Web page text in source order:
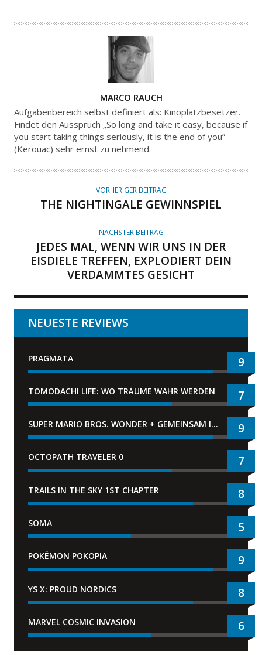
U
T
O
R
MARCO RAUCH
Aufgabenbereich selbst definiert als: Kinoplatzbesetzer.
Findet den Ausspruch „So long and take it easy, because if
you start taking things seriously, it is the end of you”
(Kerouac) sehr ernst zu nehmend.
VORHERIGER BEITRAG
THE NIGHTINGALE GEWINNSPIEL
NÄCHSTER BEITRAG
JEDES MAL, WENN WIR UNS IN DER
EISDIELE TREFFEN, EXPLODIERT DEIN
VERDAMMTES GESICHT
NEUESTE REVIEWS
PRAGMATA 9
TOMODACHI LIFE: WO TRÄUME WAHR WERDEN 7
SUPER MARIO BROS. WONDER + GEMEINSAM IM BELLABEL-PARK 9
OCTOPATH TRAVELER 0 7
TRAILS IN THE SKY 1ST CHAPTER 8
SOMA 5
POKÉMON POKOPIA 9
YS X: PROUD NORDICS 8
MARVEL COSMIC INVASION 6